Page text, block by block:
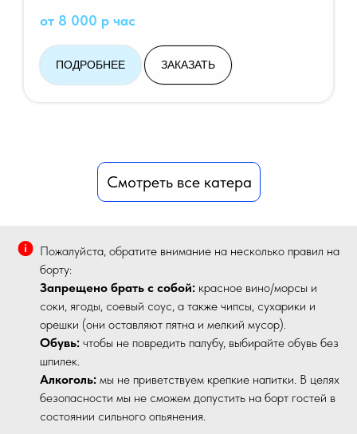
от 8 000 р час
ПОДРОБНЕЕ ЗАКАЗАТЬ
Смотреть все катера
Пожалуйста, обратите внимание на несколько правил на
борту:
Запрещено брать с собой: красное вино/морсы и
соки, ягоды, соевый соус, а также чипсы, сухарики и
орешки (они оставляют пятна и мелкий мусор).
Обувь: чтобы не повредить палубу, выбирайте обувь без
шпилек.
Алкоголь: мы не приветствуем крепкие напитки. В целях
безопасности мы не сможем допустить на борт гостей в
состоянии сильного опьянения.